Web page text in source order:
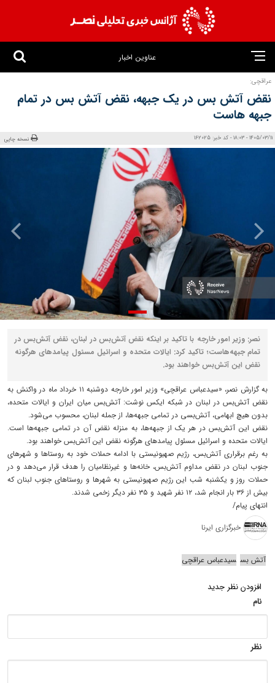
عناوین اخبار
عراقچی:
نقض آتش‌ بس در یک جبهه، نقض آتش‌ بس در تمام
جبهه‌ هاست
1405/03/11 - 18:03 - کد خبر: 162025 نسخه چاپی
نصر: وزیر امور خارجه با تاکید بر اینکه نقض آتش‌بس در لبنان، نقض آتش‌بس در
تمام جبهه‌هاست؛ تاکید کرد: ایالات متحده و اسرائیل مسئول پیامدهای هرگونه
نقض این آتش‌بس خواهند بود.
به گزارش نصر، «سیدعباس عراقچی» وزیر امور خارجه دوشنبه ۱۱ خرداد ماه در واکنش به
نقض آتش‌بس در لبنان در شبکه ایکس نوشت: آتش‌بس میان ایران و ایالات متحده،
بدون هیچ ابهامی، آتش‌بسی در تمامی جبهه‌ها، از جمله لبنان، محسوب می‌شود.
نقض این آتش‌بس در هر یک از جبهه‌ها، به منزله نقض آن در تمامی جبهه‌ها است.
ایالات متحده و اسرائیل مسئول پیامدهای هرگونه نقض این آتش‌بس خواهند بود.
به رغم برقراری آتش‌بس، رژیم صهیونیستی با ادامه حملات خود به روستاها و شهرهای
جنوب لبنان در نقض مداوم آتش‌بس، خانه‌ها و غیرنظامیان را هدف قرار می‌دهد و در
حملات روز و یکشنبه شب این رژیم صهیونیستی به شهرها و روستاهای جنوب لبنان که
بیش از ۳۶ بار انجام شد، ۱۲ نفر شهید و ۳۵ نفر دیگر زخمی شدند.
انتهای پیام/
خبرگزاری ایرنا
آتش بس سیدعباس عراقچی
افزودن نظر جدید
نام
نظر